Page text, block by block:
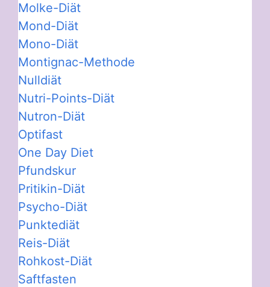
Molke-Diät
Mond-Diät
Mono-Diät
Montignac-Methode
Nulldiät
Nutri-Points-Diät
Nutron-Diät
Optifast
One Day Diet
Pfundskur
Pritikin-Diät
Psycho-Diät
Punktediät
Reis-Diät
Rohkost-Diät
Saftfasten